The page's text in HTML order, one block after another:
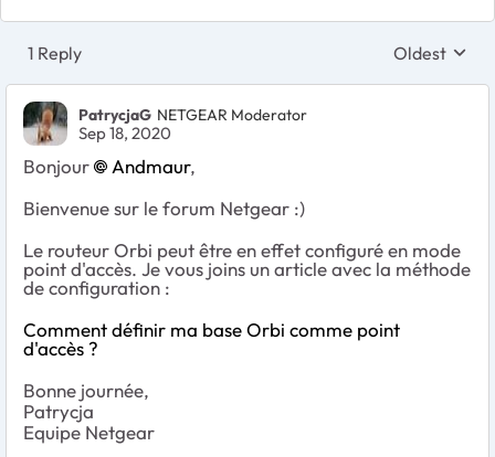
1 Reply Replies
Oldest
PatrycjaG NETGEAR Moderator
Sep 18, 2020
Bonjour Andmaur,
Bienvenue sur le forum Netgear :)
Le routeur Orbi peut être en effet configuré en mode
point d'accès. Je vous joins un article avec la méthode
de configuration :
Comment définir ma base Orbi comme point
d'accès ?
Bonne journée,
Patrycja
Equipe Netgear